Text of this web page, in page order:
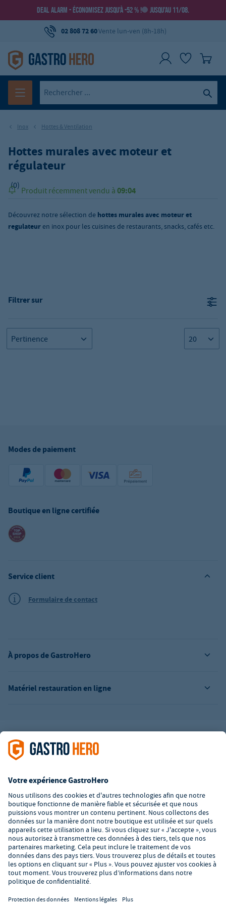
DEAL ALARM - ÉCONOMISEZ JUSQU’À -52 % ! JUSQU’AU 11/08.
02 808 72 60Vente lun-ven (8h-18h)
Inox Hottes & Ventilation
Hottes murales avec moteur et
régulateur
(0)
Produit récemment vendu à 09:04
Découvrez notre sélection de hottes murales avec moteur et
regulateuren inox pour les cuisines de restaurants, snacks, cafés etc.
Filtrer sur
Modes de paiement
Boutique en ligne certifiée
Matériel restauration en ligne
À propos de GastroHero
Service client
Formulaire de contact
L’offre de la société GastroHero est exclusivement destinée aux
entreprises. Tous les prix sont des prix unitaires nets majorés de
Certaines méthodes de paiement peuvent entraîner des frais
supplémentaires.
² PVC : Prix de Vente Conseillé par le fabricant
*A partir d'un montant de 350€ net. Jusqu'à cette date, les frais
de port s'élèvent à 7,90€ (hors TVA).
© 2026 GastroHero - Matériel et équipement de restauration -
Paramètres de confidentialité/Mentions légales